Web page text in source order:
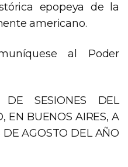
epopeya de la
americano.
al Poder
SESIONES DEL
EN BUENOS AIRES, A
AGOSTO DEL AÑO